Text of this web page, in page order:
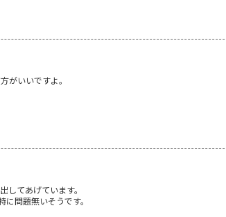
がいいですよ。
てあげています。
問題無いそうです。